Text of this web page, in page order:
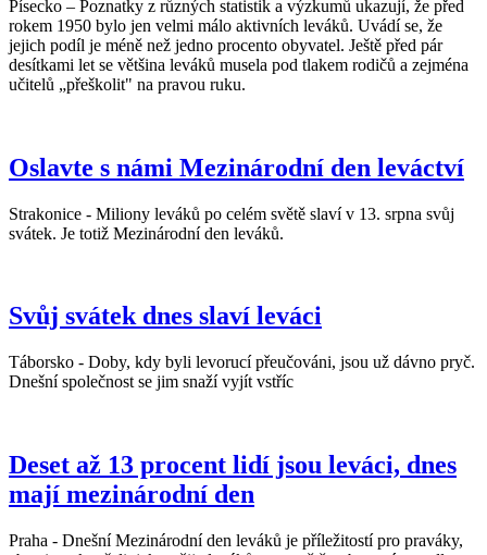
Písecko – Poznatky z různých statistik a výzkumů ukazují, že před
rokem 1950 bylo jen velmi málo aktivních leváků. Uvádí se, že
jejich podíl je méně než jedno procento obyvatel. Ještě před pár
desítkami let se většina leváků musela pod tlakem rodičů a zejména
učitelů „přeškolit" na pravou ruku.
Oslavte s námi Mezinárodní den leváctví
Strakonice - Miliony leváků po celém světě slaví v 13. srpna svůj
svátek. Je totiž Mezinárodní den leváků.
Svůj svátek dnes slaví leváci
Táborsko - Doby, kdy byli levorucí přeučováni, jsou už dávno pryč.
Dnešní společnost se jim snaží vyjít vstříc
Deset až 13 procent lidí jsou leváci, dnes
mají mezinárodní den
Praha - Dnešní Mezinárodní den leváků je příležitostí pro praváky,